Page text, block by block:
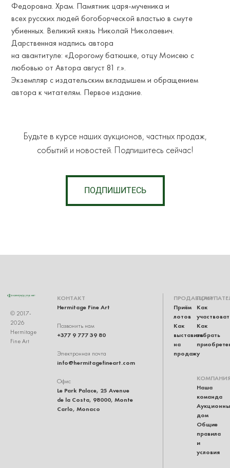
Федоровна. Храм. Памятник царя-мученика и
всех русских людей богоборческой властью в смуте
убиенных. Великий князь Николай Николаевич.
Дарственная надпись автора
на авантитуле: «Дорогому батюшке, отцу Моисею с
любовью от Автора август 81 г.».
Экземпляр с издательским вкладышем и обращением
автора к читателям. Первое издание.
Будьте в курсе наших аукционов, частных продаж,
событий и новостей. Подпишитесь сейчас!
ПОДПИШИТЕСЬ
© 2017-
2026
Hermitage
Fine Art
КОНТАКТ
Hermitage Fine Art
Позвонить нам
+377 9 777 39 80
Электронная почта
info@hermitagefineart.com
Офис
Le Park Palace, 25 Avenue
de la Costa, 98000, Monte
Carlo, Monaco
ПРОДАВЦАМ
Приём
лотов
Как
выставить
на
продажу
Как
Как
забрать
Наша
команда
дом
Общие
правила
и
условия